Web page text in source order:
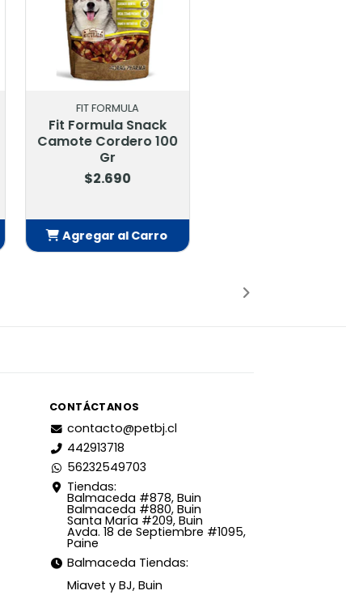
100
Carro
ROYAL CANIN
Royal Canin
Gastrointestinal
Agregar al Carro
CONTÁCTANOS
contacto@petbj.cl
442913718
56232549703
Tiendas:
Balmaceda #878, Buin
Balmaceda #880, Buin
Santa María #209, Buin
Avda. 18 de Septiembre #1095,
Paine
Balmaceda Tiendas:
Miavet y BJ, Buin